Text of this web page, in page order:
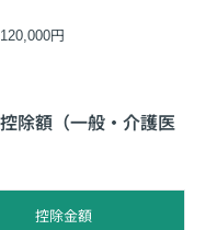
円
除額（一般・介護医
控除金額